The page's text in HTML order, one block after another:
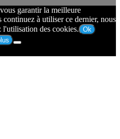
garantir la meilleure
à utiliser ce dernier, nous
l'utilisation des cookies. Ok